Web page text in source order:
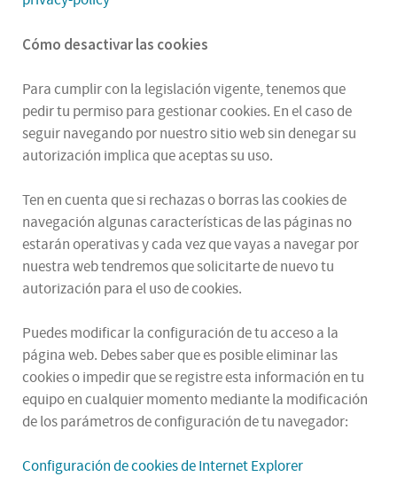
Cómo desactivar las cookies
Para cumplir con la legislación vigente, tenemos que
pedir tu permiso para gestionar cookies. En el caso de
seguir navegando por nuestro sitio web sin denegar su
autorización implica que aceptas su uso.
Ten en cuenta que si rechazas o borras las cookies de
navegación algunas características de las páginas no
estarán operativas y cada vez que vayas a navegar por
nuestra web tendremos que solicitarte de nuevo tu
autorización para el uso de cookies.
Puedes modificar la configuración de tu acceso a la
página web. Debes saber que es posible eliminar las
cookies o impedir que se registre esta información en tu
equipo en cualquier momento mediante la modificación
de los parámetros de configuración de tu navegador:
Configuración de cookies de Internet Explorer